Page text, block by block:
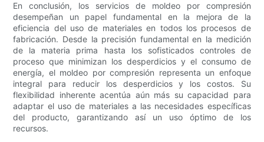
En conclusión, los servicios de moldeo por compresión
desempeñan un papel fundamental en la mejora de la
eficiencia del uso de materiales en todos los procesos de
fabricación. Desde la precisión fundamental en la medición
de la materia prima hasta los sofisticados controles de
proceso que minimizan los desperdicios y el consumo de
energía, el moldeo por compresión representa un enfoque
integral para reducir los desperdicios y los costos. Su
flexibilidad inherente acentúa aún más su capacidad para
adaptar el uso de materiales a las necesidades específicas
del producto, garantizando así un uso óptimo de los
recursos.